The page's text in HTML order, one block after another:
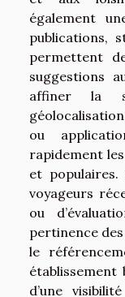
également
publications,
permettent
suggestions
affiner la
ou
rapidement
et
voyageurs
ou
pertinence
le
établissement
d’une